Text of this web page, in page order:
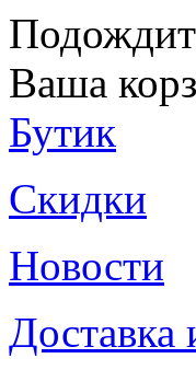
Ваша
Бутик
Скидки
Новости
Доставка